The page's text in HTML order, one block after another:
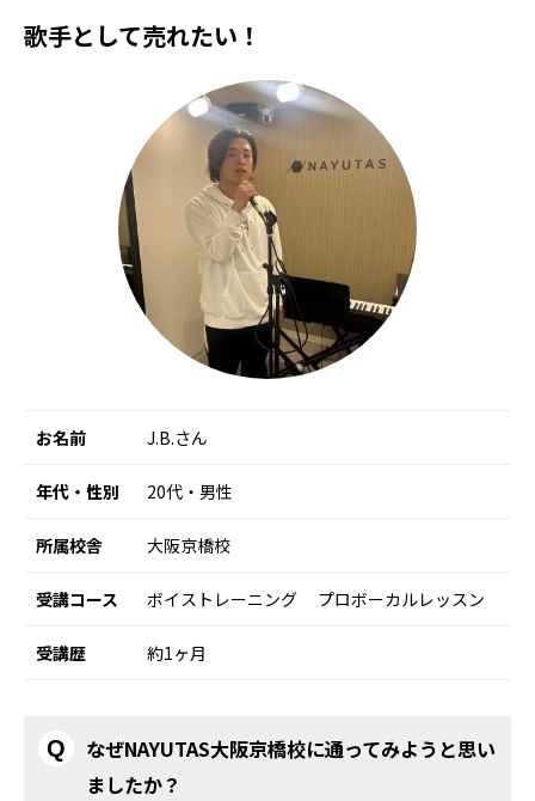
歌手として売れたい！
お名前 J.B.さん
年代・性別 20代・男性
所属校舎 大阪京橋校
受講コース ボイストレーニング プロボーカルレッスン
受講歴 約1ヶ月
Q
なぜNAYUTAS大阪京橋校に通ってみようと思い
ましたか？